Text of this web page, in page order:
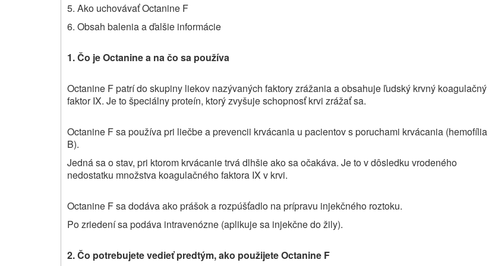
5. Ako uchovávať Octanine F
6. Obsah balenia a ďalšie informácie
1. Čo je Octanine a na čo sa používa
Octanine F patrí do skupiny liekov nazývaných faktory zrážania a obsahuje ľudský krvný koagulačný
faktor IX. Je to špeciálny proteín, ktorý zvyšuje schopnosť krvi zrážať sa.
Octanine F sa používa pri liečbe a prevencii krvácania u pacientov s poruchami krvácania (hemofília
B).
Jedná sa o stav, pri ktorom krvácanie trvá dlhšie ako sa očakáva. Je to v dôsledku vrodeného
nedostatku množstva koagulačného faktora IX v krvi.
Octanine F sa dodáva ako prášok a rozpúšťadlo na prípravu injekčného roztoku.
Po zriedení sa podáva intravenózne (aplikuje sa injekčne do žily).
2. Čo potrebujete vedieť predtým, ako použijete Octanine F